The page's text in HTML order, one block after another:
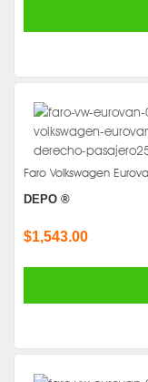
Faro Volkswagen
DEPO ®
$1,543.00